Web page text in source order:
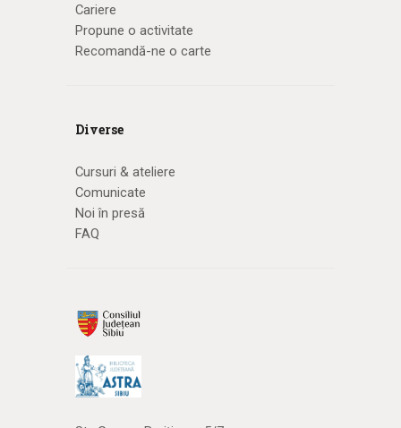
Cariere
Propune o activitate
Recomandă-ne o carte
Diverse
Cursuri & ateliere
Comunicate
Noi în presă
FAQ